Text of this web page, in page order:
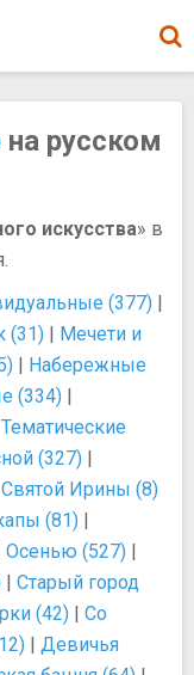
на русском
искусства» в
(377) |
(31) | Мечети и
| Набережные
(334) |
Тематические
(327) |
Ирины (8)
(81) |
Осенью (527) |
| Старый город
(42) | Со
| Девичья